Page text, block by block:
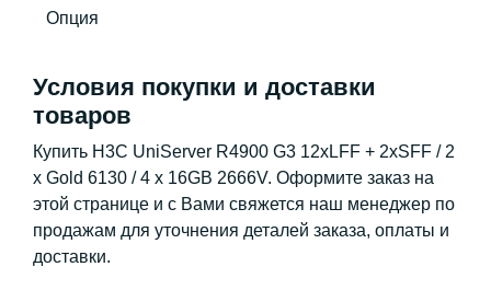
Опция
Условия покупки и доставки
товаров
Купить H3C UniServer R4900 G3 12xLFF + 2xSFF / 2
x Gold 6130 / 4 x 16GB 2666V. Оформите заказ на
этой странице и с Вами свяжется наш менеджер по
продажам для уточнения деталей заказа, оплаты и
доставки.